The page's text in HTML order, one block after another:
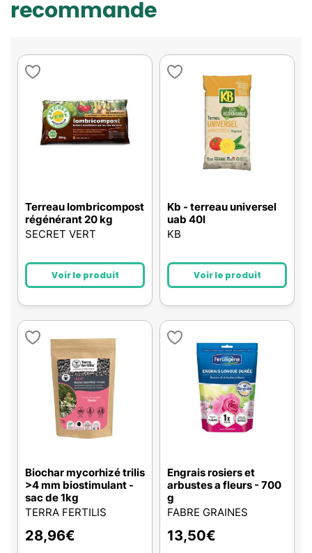
recommande
Terreau lombricompost
régénérant 20 kg
SECRET VERT
Voir le produit
Kb - terreau universel
uab 40l
KB
Voir le produit
Biochar mycorhizé trilis
>4 mm biostimulant -
sac de 1kg
TERRA FERTILIS
28,96€
Engrais rosiers et
arbustes a fleurs - 700
g
FABRE GRAINES
13,50€